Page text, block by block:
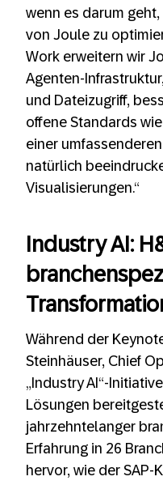
wenn es darum
von Joule zu
Work erweitern wir
Agenten-
und Dateizugriff,
offene Standards
einer
natürlich
Visualisierungen.“
Industry AI:
Während der
Steinhäuser, Chief
„Industry AI“-
Lösungen
jahrzehntelanger
Erfahrung in 26
hervor, wie der SAP-